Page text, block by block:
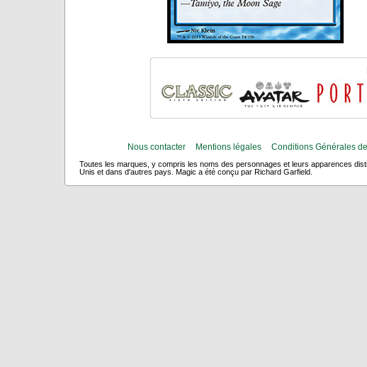
Nous contacter Mentions légales Conditions Générales
Toutes les marques, y compris les noms des personnages et leurs apparences
Unis et dans d'autres pays. Magic a été conçu par Richard Garfield.